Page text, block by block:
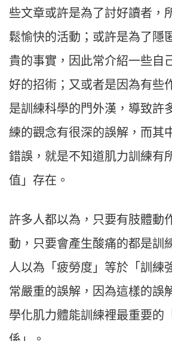
些文章或許是為了討好讀者，
鬆愉快的活動；或許是為了隱
貴的事實，因此常介紹一些自
好的招術；又或者是因為有些
是訓練科學的門外漢，導致許
練的觀念有很深的誤解，而其
錯誤，就是不知道肌力訓練有
值」存在。
許多人都以為，只要有肢體動
動，只要會產生酸痛的都是訓
人以為「疲勞度」等於「訓練
常嚴重的誤解，因為這樣的誤
學化肌力體能訓練裡最重要的